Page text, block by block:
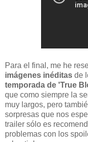
Para el final, me he
imágenes inéditas de
temporada de 'True
que como siempre la
muy largos, pero
sorpresas que nos
trailer sólo es
problemas con los